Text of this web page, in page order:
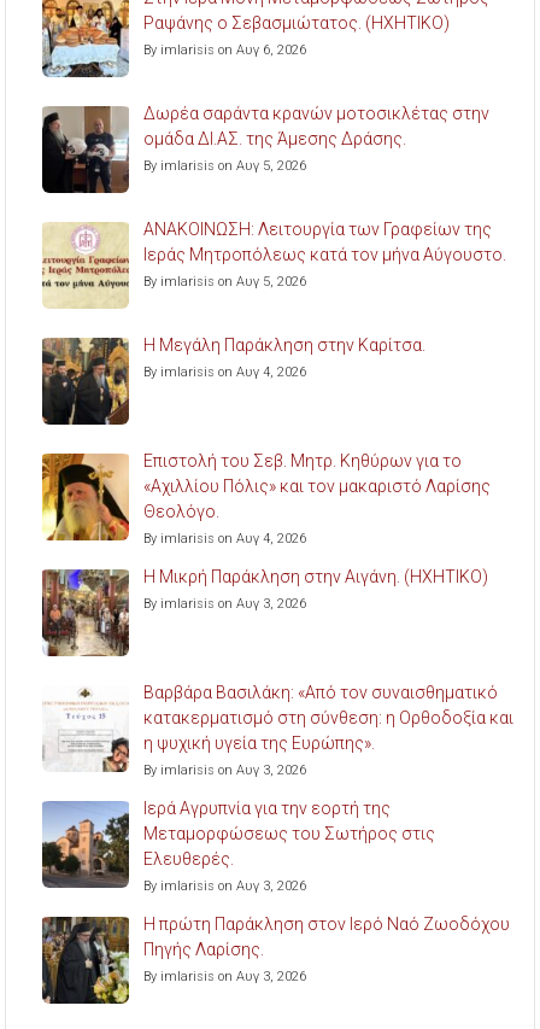
Ραψάνης ο Σεβασμιώτατος. (ΗΧΗΤΙΚΟ)
By imlarisis on Αυγ 6, 2026
Δωρέα σαράντα κρανών μοτοσικλέτας στην
ομάδα ΔΙ.ΑΣ. της Άμεσης Δράσης.
By imlarisis on Αυγ 5, 2026
ΑΝΑΚΟΙΝΩΣΗ: Λειτουργία των Γραφείων της
Ιεράς Μητροπόλεως κατά τον μήνα Αύγουστο.
By imlarisis on Αυγ 5, 2026
Η Μεγάλη Παράκληση στην Καρίτσα.
By imlarisis on Αυγ 4, 2026
Επιστολή του Σεβ. Μητρ. Κηθύρων για το
«Αχιλλίου Πόλις» και τον μακαριστό Λαρίσης
Θεολόγο.
By imlarisis on Αυγ 4, 2026
Η Μικρή Παράκληση στην Αιγάνη. (ΗΧΗΤΙΚΟ)
By imlarisis on Αυγ 3, 2026
Βαρβάρα Βασιλάκη: «Από τον συναισθηματικό
κατακερματισμό στη σύνθεση: η Ορθοδοξία και
η ψυχική υγεία της Ευρώπης».
By imlarisis on Αυγ 3, 2026
Ιερά Αγρυπνία για την εορτή της
Μεταμορφώσεως του Σωτήρος στις
Ελευθερές.
By imlarisis on Αυγ 3, 2026
Η πρώτη Παράκληση στον Ιερό Ναό Ζωοδόχου
Πηγής Λαρίσης.
By imlarisis on Αυγ 3, 2026